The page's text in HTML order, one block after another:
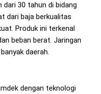
dari 30 tahun di bidang
dari baja berkualitas
Produk ini terkenal
beban berat. Jaringan
daerah.
dengan teknologi